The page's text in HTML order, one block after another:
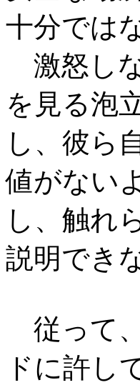
十分では
激怒し
を見る泡
し、彼ら
値がない
し、触れ
説明でき
従って
ドに許し